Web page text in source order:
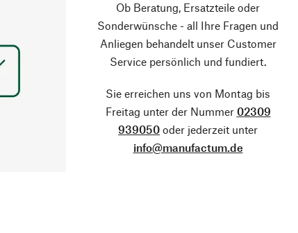
Ob Beratung, Ersatzteile oder
Sonderwünsche - all Ihre Fragen und
Anliegen behandelt unser Customer
Service persönlich und fundiert.
Sie erreichen uns von Montag bis
Freitag unter der Nummer 02309
939050 oder jederzeit unter
info@manufactum.de